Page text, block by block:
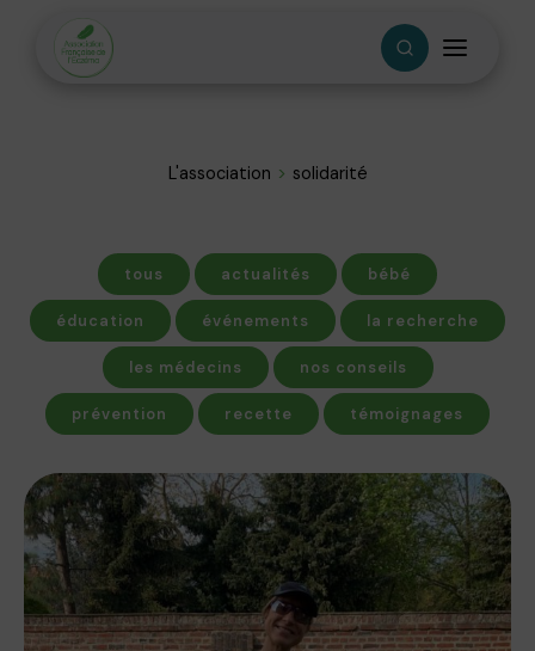
L'association solidarité
tous actualités bébé
éducation événements la recherche
les médecins nos conseils
prévention recette témoignages